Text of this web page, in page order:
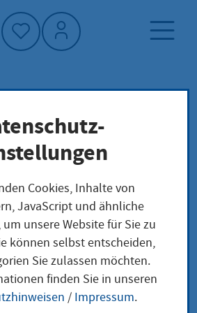
Finder
Beendigung der
nach
der
Cookies, Inhalte von
JavaScript und ähnliche
unsere Website für Sie zu
können selbst entscheiden,
Sie zulassen möchten.
finden Sie in unseren
/ Impressum.